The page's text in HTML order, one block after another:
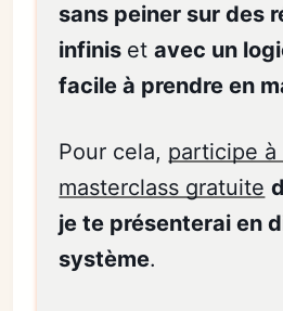
sans peiner sur des
infinis etavec un
facile à prendre en
Pour cela, participe à
masterclass gratuite
je te présenterai en
système.